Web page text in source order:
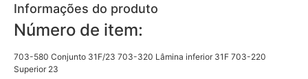
Informações do produto
Número de item:
703-580 Conjunto 31F/23 703-320 Lâmina inferior 31F 703-220
Superior 23